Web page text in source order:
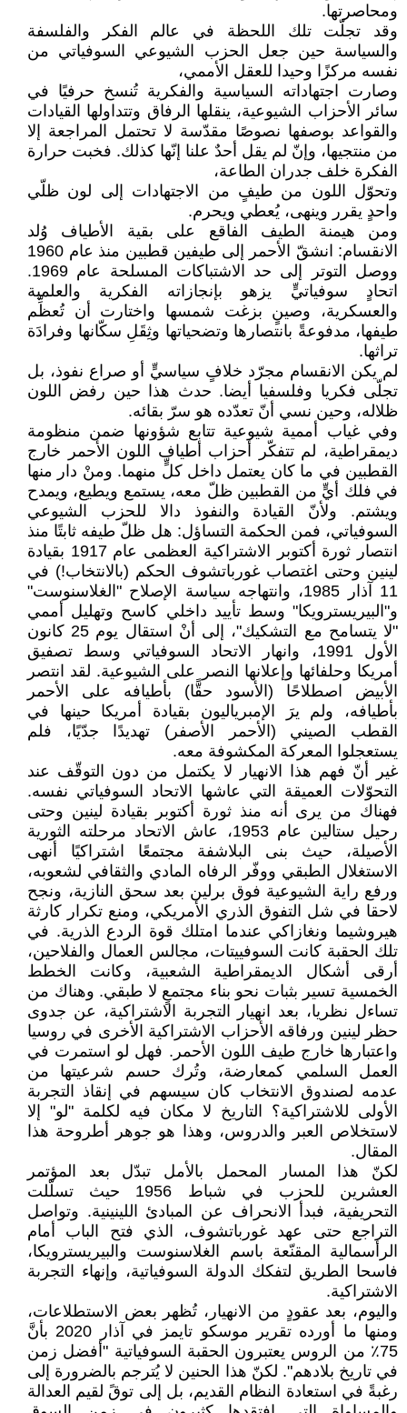
ومحاصرتها.
وقد تجلّت تلك اللحظة في عالم الفكر والفلسفة
والسياسة حين جعل الحزب الشيوعي السوفياتي من
نفسه مركزًا وحيدا للعقل الأممي،
وصارت اجتهاداته السياسية والفكرية تُنسخ حرفيًا في
سائر الأحزاب الشيوعية، ينقلها الرفاق وتتداولها القيادات
والقواعد بوصفها نصوصًا مقدّسة لا تحتمل المراجعة إلا
من منتجيها، وإنّ لم يقل أحدٌ علنا إنّها كذلك. فخبت حرارة
الفكرة خلف جدران الطاعة،
وتحوّل اللون من طيفٍ من الاجتهادات إلى لون ظلّي
واحدٍ يقرر وينهى، يُعطي ويحرم.
ومن هيمنة الطيف الفاقع على بقية الأطياف وُلد
الانقسام: انشقّ الأحمر إلى طيفين قطبين منذ عام 1960
ووصل التوتر إلى حد الاشتباكات المسلحة عام 1969.
اتحادٍ سوفياتيٍّ يزهو بإنجازاته الفكرية والعلمية
والعسكرية، وصينٍ بزغت شمسها واختارت أن تُعظِّم
طيفها، مدفوعةً بانتصارها وتضحياتها وثِقَلِ سكّانها وفرادَة
تراثها.
لم يكن الانقسام مجرّد خلافٍ سياسيٍّ أو صراع نفوذ، بل
تجلّى فكريا وفلسفيا أيضا. حدث هذا حين رفض اللون
ظلاله، وحين نسي أنّ تعدّده هو سرّ بقائه.
وفي غياب أممية شيوعية تتابع شؤونها ضمن منظومة
ديمقراطية، لم تتفكّر أحزاب أطياف اللون الأحمر خارج
القطبين في ما كان يعتمل داخل كلٍّ منهما. ومنْ دار منها
في فلك أيٍّ من القطبين ظلّ معه، يستمع ويطيع، ويمدح
ويشتم. ولأنّ القيادة والنفوذ دالا للحزب الشيوعي
السوفياتي، فمن الحكمة التساؤل: هل ظلّ طيفه ثابتًا منذ
انتصار ثورة أكتوبر الاشتراكية العظمى عام 1917 بقيادة
لينين وحتى اغتصاب غورباتشوف الحكم (بالانتخاب!) في
11 آذار 1985، وانتهاجه سياسة الإصلاح "الغلاسنوست"
و"البيريسترويكا" وسط تأييد داخلي كاسح وتهليل أممي
"لا يتسامح مع التشكيك"، إلى أنْ استقال يوم 25 كانون
الأول 1991، وانهار الاتحاد السوفياتي وسط تصفيق
أمريكا وحلفائها وإعلانها النصر على الشيوعية. لقد انتصر
الأبيض اصطلاحًا (الأسود حقًّا) بأطيافه على الأحمر
بأطيافه، ولم يرَ الإمبرياليون بقيادة أمريكا حينها في
القطب الصيني (الأحمر الأصفر) تهديدًا جدّيًا، فلم
يستعجلوا المعركة المكشوفة معه.
غير أنّ فهم هذا الانهيار لا يكتمل من دون التوقّف عند
التحوّلات العميقة التي عاشها الاتحاد السوفياتي نفسه.
فهناك من يرى أنه منذ ثورة أكتوبر بقيادة لينين وحتى
رحيل ستالين عام 1953، عاش الاتحاد مرحلته الثورية
الأصيلة، حيث بنى البلاشفة مجتمعًا اشتراكيًا أنهى
الاستغلال الطبقي ووفّر الرفاه المادي والثقافي لشعوبه،
ورفع راية الشيوعية فوق برلين بعد سحق النازية، ونجح
لاحقا في شل التفوق الذري الأمريكي، ومنع تكرار كارثة
هيروشيما ونغازاكي عندما امتلك قوة الردع الذرية. في
تلك الحقبة كانت السوفييتات، مجالس العمال والفلاحين،
أرقى أشكال الديمقراطية الشعبية، وكانت الخطط
الخمسية تسير بثبات نحو بناء مجتمعٍ لا طبقي. وهناك من
تساءل نظريا، بعد انهيار التجربة الاشتراكية، عن جدوى
حظر لينين ورفاقه الأحزاب الاشتراكية الأخرى في روسيا
واعتبارها خارج طيف اللون الأحمر. فهل لو استمرت في
العمل السلمي كمعارضة، وتُرك حسم شرعيتها من
عدمه لصندوق الانتخاب كان سيسهم في إنقاذ التجربة
الأولى للاشتراكية؟ التاريخ لا مكان فيه لكلمة "لو" إلا
لاستخلاص العبر والدروس، وهذا هو جوهر أطروحة هذا
المقال.
لكنّ هذا المسار المحمل بالأمل تبدّل بعد المؤتمر
العشرين للحزب في شباط 1956 حيث تسلّلت
التحريفية، فبدأ الانحراف عن المبادئ اللينينية. وتواصل
التراجع حتى عهد غورباتشوف، الذي فتح الباب أمام
الرأسمالية المقنّعة باسم الغلاسنوست والبيريسترويكا،
فاسحا الطريق لتفكك الدولة السوفياتية، وإنهاء التجربة
الاشتراكية.
واليوم، بعد عقودٍ من الانهيار، تُظهر بعض الاستطلاعات،
ومنها ما أورده تقرير موسكو تايمز في آذار 2020 بأنَّ
75٪ من الروس يعتبرون الحقبة السوفياتية "أفضل زمن
في تاريخ بلادهم". لكنّ هذا الحنين لا يُترجم بالضرورة إلى
رغبةً في استعادة النظام القديم، بل إلى توقً لقيم العدالة